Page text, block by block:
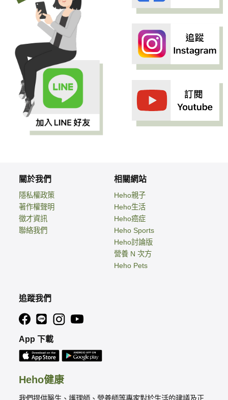
Heho健康
我們提供醫生、護理師、營養師等專家對於生活的建議及正
關於我們
隱私權政策
著作權聲明
徵才資訊
聯絡我們
相關網站
Heho親子
Heho生活
Heho癌症
Heho Sports
Heho討論版
營養 N 次方
Heho Pets
追蹤我們
App 下載